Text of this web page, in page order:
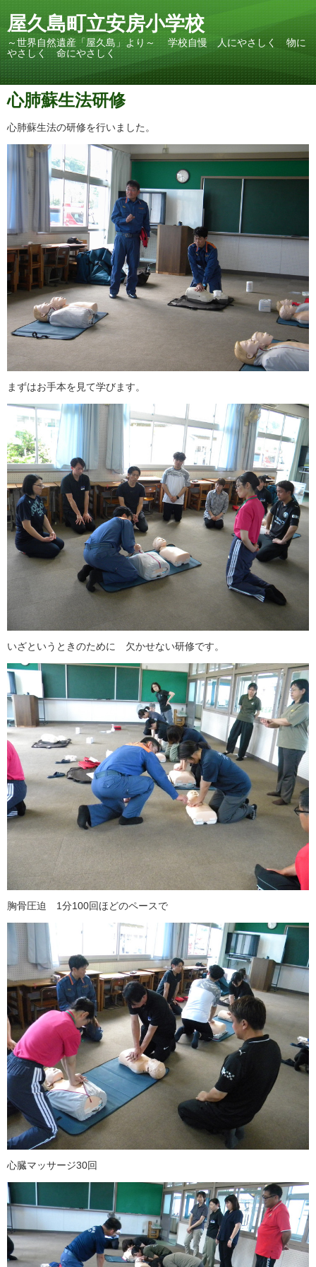
屋久島町立安房小学校
～世界自然遺産「屋久島」より～ 学校自慢 人にやさしく 物に
やさしく 命にやさしく
心肺蘇生法研修
心肺蘇生法の研修を行いました。
まずはお手本を見て学びます。
いざというときのために 欠かせない研修です。
胸骨圧迫 1分100回ほどのペースで
心臓マッサージ30回